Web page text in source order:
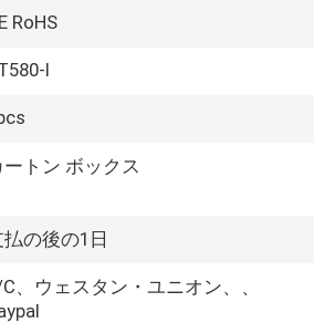
RoHS
I
ートン ボックス
払の後の1日
、ウェスタン・ユニオン、、